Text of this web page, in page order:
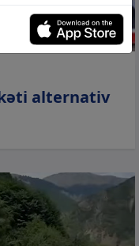
alternativ